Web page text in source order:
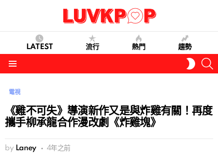
LATEST 流行 熱門 趨勢
SKIN
電視
《雞不可失》導演新作又是與炸雞有關！再度
攜手柳承龍合作漫改劇《炸雞塊》
by Laney 4年之前